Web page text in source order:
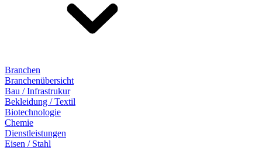
Branchen
Branchenübersicht
Bau / Infrastrukur
Bekleidung / Textil
Biotechnologie
Chemie
Dienstleistungen
Eisen / Stahl